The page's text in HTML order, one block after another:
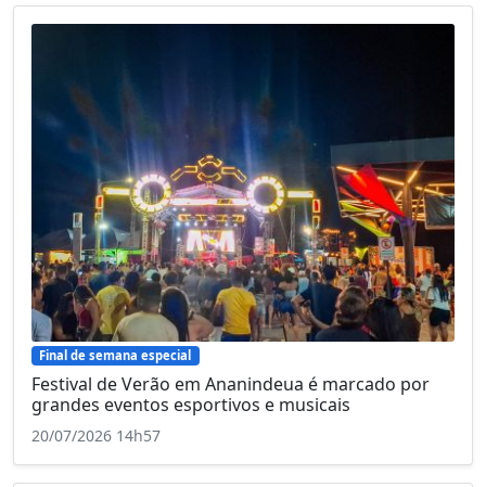
Final de semana especial
Festival de Verão em Ananindeua é marcado por
grandes eventos esportivos e musicais
20/07/2026 14h57